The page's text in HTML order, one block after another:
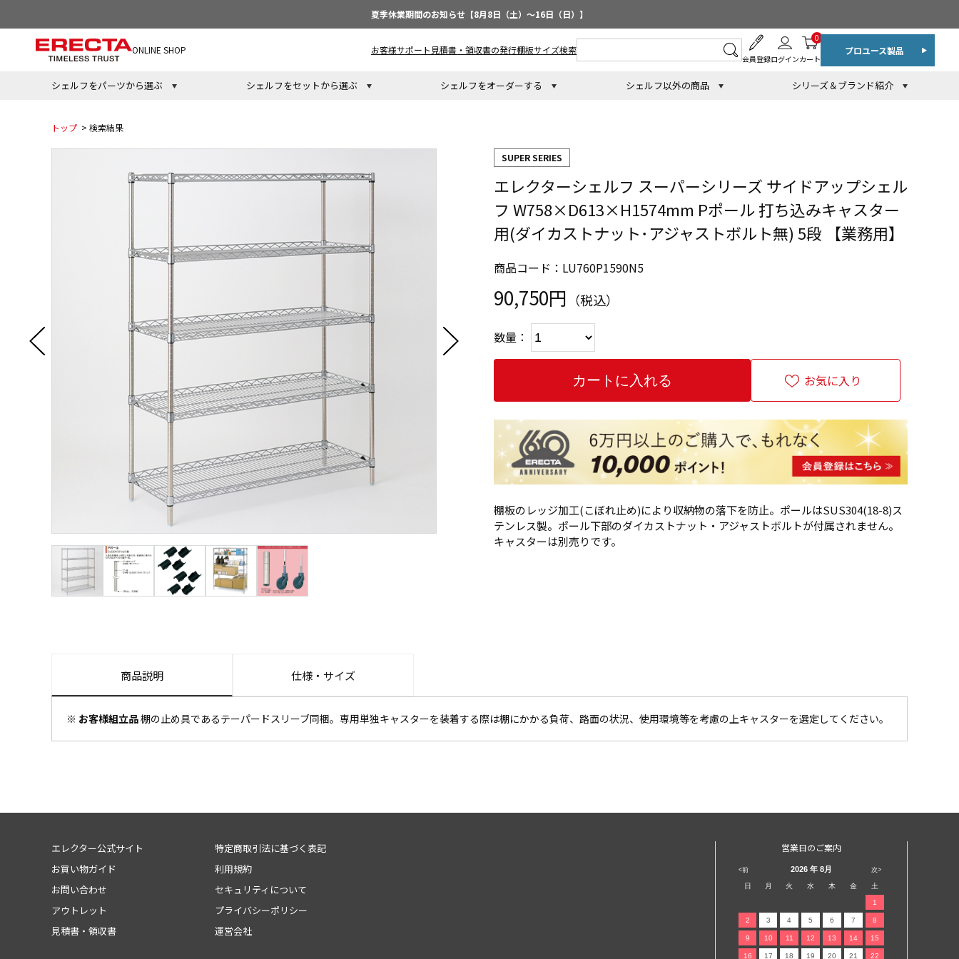
夏季休業期間のお知らせ【8月8日（土）～16日（日）】
ONLINE SHOP お客様サポート 見積書・領収書の発行棚板サイズ検索
会員登録ログインカート
0
プロユース製品
シェルフをパーツから選ぶ シェルフをセットから選ぶ シェルフをオーダーする シェルフ以外の商品 シリーズ＆ブランド紹介
トップ > 検索結果
SUPER SERIES
エレクターシェルフ スーパーシリーズ サイドアップシェル
フ W758×D613×H1574mm Pポール 打ち込みキャスター
用(ダイカストナット･アジャストボルト無) 5段 【業務用】
商品コード：LU760P1590N5
90,750円 （税込）
数量：
お気に入り
棚板のレッジ加工(こぼれ止め)により収納物の落下を防止。ポールはSUS304(18-8)ス
テンレス製。ポール下部のダイカストナット・アジャストボルトが付属されません。
キャスターは別売りです。
商品説明 仕様・サイズ
※ お客様組立品棚の止め具であるテーパードスリーブ同梱。専用単独キャスターを装着する際は棚にかかる負荷、路面の状況、使用環境等を考慮の上キャスターを選定してください。
エレクター公式サイト
お買い物ガイド
お問い合わせ
アウトレット
見積書・領収書
特定商取引法に基づく表記
利用規約
セキュリティについて
プライバシーポリシー
運営会社
営業日のご案内
<前 次>
2026 年 8月
日 月 火 水 木 金 土
1
2 3 4 5 6 7 8
9 10 11 12 13 14 15
16 17 18 19 20 21 22